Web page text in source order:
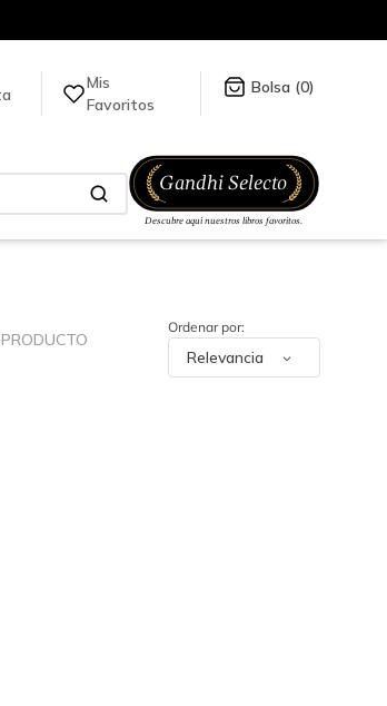
Mis
Favoritos
0
PRODUCTO
Relevancia